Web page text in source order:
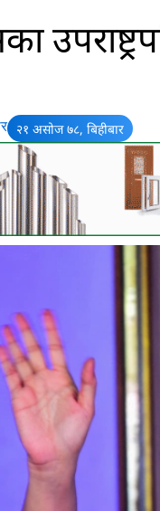
२१ असोज ७८, बिहीबार